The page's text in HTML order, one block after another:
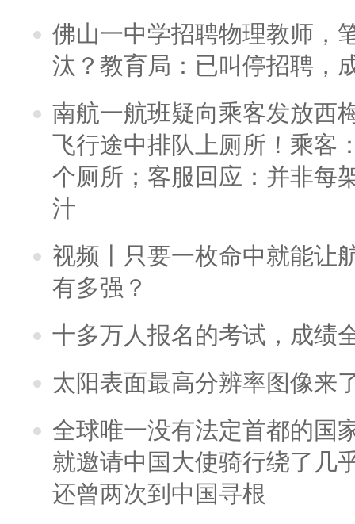
佛山一中学招聘物理教师，
汰？教育局：已叫停招聘，
南航一航班疑向乘客发放西
飞行途中排队上厕所！乘客
个厕所；客服回应：并非每
汁
视频丨只要一枚命中就能让
有多强？
十多万人报名的考试，成绩
太阳表面最高分辨率图像来
全球唯一没有法定首都的国
就邀请中国大使骑行绕了几
还曾两次到中国寻根